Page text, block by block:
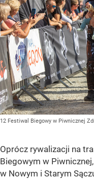
12 Festiwal Biegowy w Piwnicznej
Oprócz rywalizacji na
Biegowym w
w Nowym i Starym